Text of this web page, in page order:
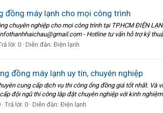
đồng máy lạnh cho mọi công trình
chuyên nghiệp cho mọi công trình tại TP.HCM ĐIỆN
- Hotline tư vấn hỗ trợ kỹ
lời: 0 Diễn đàn: Điện lạnh
đồng máy lạnh uy tín, chuyên nghiệp
cung cấp dịch vụ thi công ống đồng giá tốt nhất.
đội ngũ thi công lắp đặt chuyên nghiệp với kinh
Trả lời: 0 Diễn đàn: Điện lạnh